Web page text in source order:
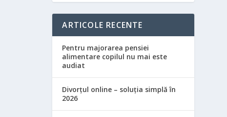
ARTICOLE RECENTE
Pentru majorarea pensiei
alimentare copilul nu mai este
audiat
Divorțul online – soluția simplă în
2026